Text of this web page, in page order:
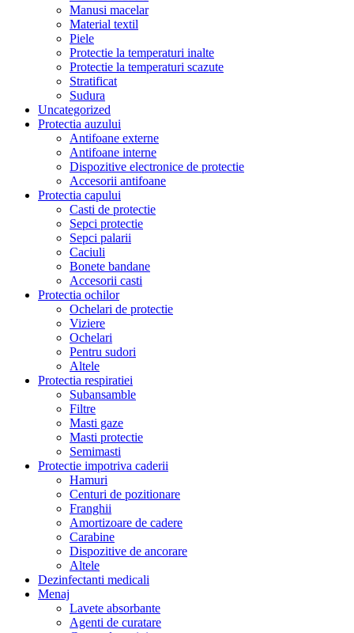
Manusi macelar
Material textil
Piele
Protectie la temperaturi inalte
Protectie la temperaturi scazute
Stratificat
Sudura
Uncategorized
Protectia auzului
Antifoane externe
Antifoane interne
Dispozitive electronice de protectie
Accesorii antifoane
Protectia capului
Casti de protectie
Sepci protectie
Sepci palarii
Caciuli
Bonete bandane
Accesorii casti
Protectia ochilor
Ochelari de protectie
Viziere
Ochelari
Pentru sudori
Altele
Protectia respiratiei
Subansamble
Filtre
Masti gaze
Masti protectie
Semimasti
Protectie impotriva caderii
Hamuri
Centuri de pozitionare
Franghii
Amortizoare de cadere
Carabine
Dispozitive de ancorare
Altele
Dezinfectanti medicali
Menaj
Lavete absorbante
Agenti de curatare